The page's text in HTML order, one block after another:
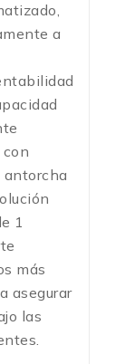
a
antorcha
1
más
asegurar
las